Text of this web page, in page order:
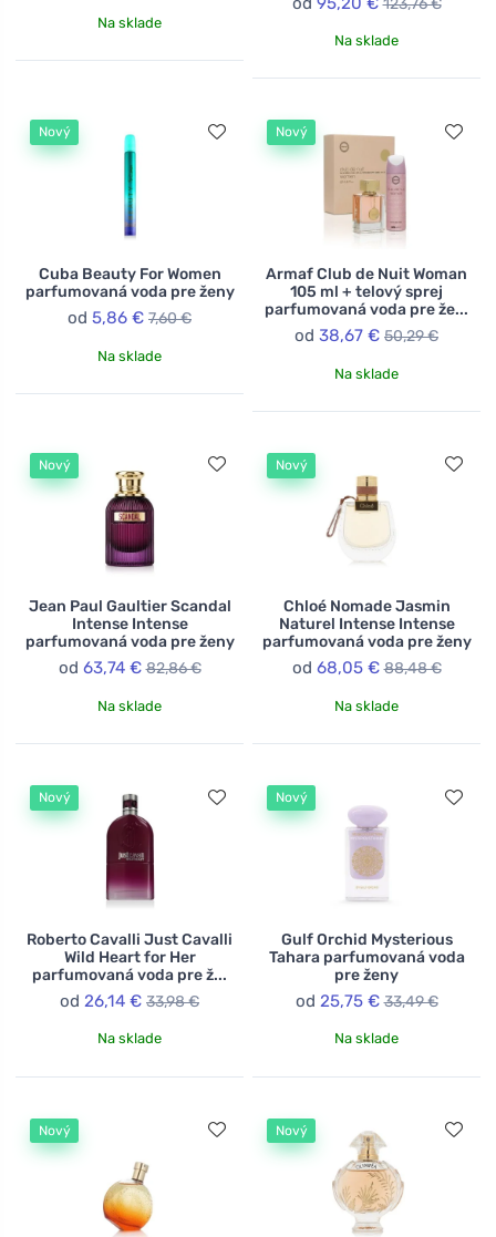
Na sklade
Na sklade
Nový
Cuba Beauty For Women
parfumovaná voda pre ženy
od 5,86 € 7,60 €
Na sklade
Nový
Armaf Club de Nuit Woman
105 ml + telový sprej
parfumovaná voda pre že...
od 38,67 € 50,29 €
Na sklade
Nový
Jean Paul Gaultier Scandal
Intense Intense
parfumovaná voda pre ženy
od 63,74 € 82,86 €
Na sklade
Nový
Chloé Nomade Jasmin
Naturel Intense Intense
parfumovaná voda pre ženy
od 68,05 € 88,48 €
Na sklade
Nový
Roberto Cavalli Just Cavalli
Wild Heart for Her
parfumovaná voda pre ž...
od 26,14 € 33,98 €
Na sklade
Nový
Gulf Orchid Mysterious
Tahara parfumovaná voda
pre ženy
od 25,75 € 33,49 €
Na sklade
Nový Nový